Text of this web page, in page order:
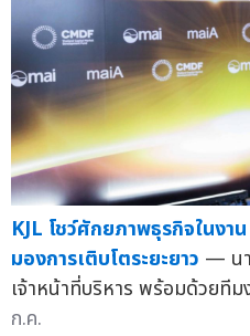
KJL โชว์ศักยภาพธุรกิจในง
มองการเติบโตระยะยาว — นา
เจ้าหน้าที่บริหาร พร้อมด้วยที
ก.ค.